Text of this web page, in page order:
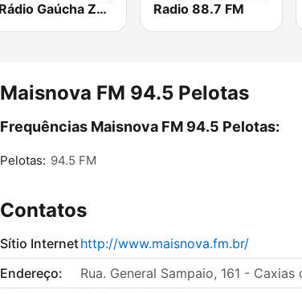
Rádio Gaúcha ZH - Serra Radio 88.7 FM
Maisnova FM 94.5 Pelotas
Frequências Maisnova FM 94.5 Pelotas:
Pelotas: 94.5 FM
Contatos
Sítio Internethttp://www.maisnova.fm.br/
Endereço:
Rua. General Sampaio, 161 - Caxias